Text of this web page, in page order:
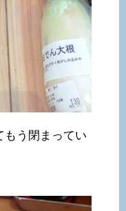
もう閉まってい